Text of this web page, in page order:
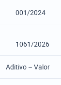
001/2024
1061/2026
Aditivo – Valor